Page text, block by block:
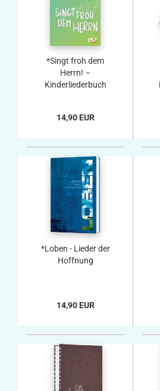
*Singt froh dem
Herrn! –
Kinderliederbuch
14,90 EUR
*Loben - Lieder der
Hoffnung
14,90 EUR